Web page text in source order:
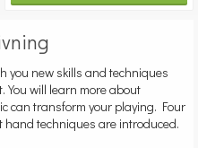
you new skills and techniques
You will learn more about
can transform your playing. Four
hand techniques are introduced.